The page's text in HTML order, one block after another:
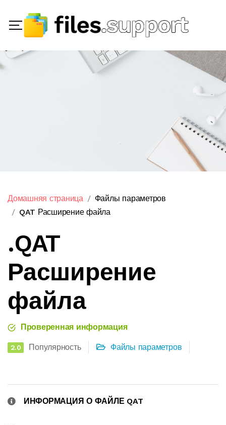
Домашняя страница
Файлы параметров
QAT Расширение файла
.QAT
Расширение
файла
Проверенная информация
2.0 Популярность Файлы параметров
ИНФОРМАЦИЯ О ФАЙЛЕ QAT